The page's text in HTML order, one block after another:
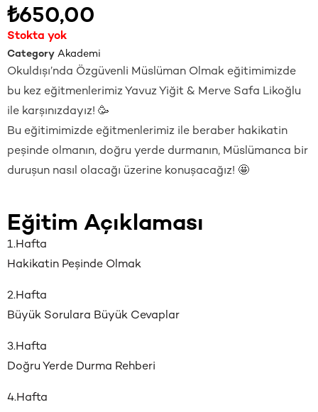
₺650,00
Stokta yok
Category Akademi
Okuldışı’nda Özgüvenli Müslüman Olmak eğitimimizde
bu kez eğitmenlerimiz Yavuz Yiğit & Merve Safa Likoğlu
ile karşınızdayız! 🥳
Bu eğitimimizde eğitmenlerimiz ile beraber hakikatin
peşinde olmanın, doğru yerde durmanın, Müslümanca bir
duruşun nasıl olacağı üzerine konuşacağız! 🤩
Eğitim Açıklaması
1.Hafta
Hakikatin Peşinde Olmak
2.Hafta
Büyük Sorulara Büyük Cevaplar
3.Hafta
Doğru Yerde Durma Rehberi
4.Hafta